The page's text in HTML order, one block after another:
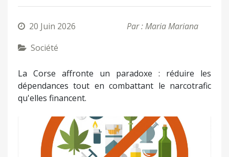
20 Juin 2026
Par : Maria Mariana
Société
La Corse affronte un paradoxe : réduire les
dépendances tout en combattant le narcotrafic
qu'elles financent.